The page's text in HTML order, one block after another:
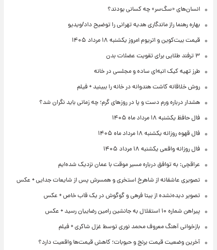
انسان‌های «سگ‌سر» چه کسانی بودند؟
بهاره رهنما راز ماندگاری هدیه تهرانی را توضیح داد/ویدیو
قیمت بیت‌کوین و اتریوم امروز یکشنبه ۱۸ مرداد ۱۴۰۵
۳ ترفند طلایی برای تقویت عضلات بدن
طرز تهیه کیک انبه‌ای ساده و مجلسی در خانه
روش خلاقانه کاشت هندوانه در خانه را ببینید + فیلم
هشدار درباره ورم دست و پا در روزهای گرم؛ چه زمانی باید نگران شد؟
فال حافظ یکشنبه ۱۸ مرداد ماه ۱۴۰۵
فال قهوه روزانه یکشنبه ۱۸ مرداد ماه ۱۴۰۵
فال روزانه واقعی یکشنبه ۱۸ مرداد ۱۴۰۵
عراقچی: به توافق درباره مسیر موقت با عمان نزدیک شده‌ایم
تصویری عاشقانه از شاهرخ استخری و همسرش پس از شایعات جدایی + عکس
تصویر دیده‌نشده از بیتا فرهی و گوگوش در یک قاب خاص + عکس
پیراهن شماره ۱۰ استقلال به جانشین رامین رضاییان رسید + عکس
بازخوانی آهنگ معروف محمد نوری توسط غزل شاکری + فیلم
آخرین وضعیت قیمت برنج و حبوبات؛ کاهش قیمت‌ها واقعیت دارد؟